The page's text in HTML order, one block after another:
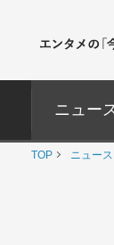
ニュー
TOP ニュース